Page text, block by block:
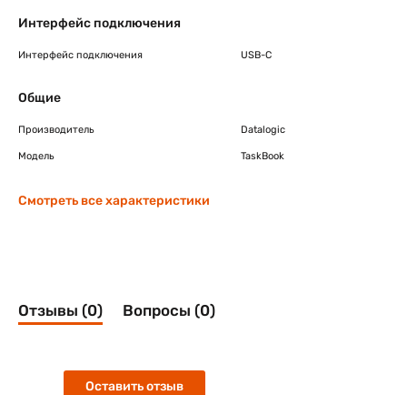
Интерфейс подключения
Интерфейс подключения USB-C
Общие
Производитель Datalogic
Модель TaskBook
Смотреть все характеристики
Отзывы (0) Вопросы (0)
Оставить отзыв